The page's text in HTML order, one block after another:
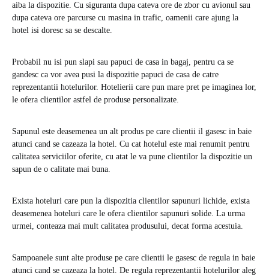
aiba la dispozitie. Cu siguranta dupa cateva ore de zbor cu avionul sau
dupa cateva ore parcurse cu masina in trafic, oamenii care ajung la
hotel isi doresc sa se descalte.
Probabil nu isi pun slapi sau papuci de casa in bagaj, pentru ca se
gandesc ca vor avea pusi la dispozitie papuci de casa de catre
reprezentantii hotelurilor. Hotelierii care pun mare pret pe imaginea lor,
le ofera clientilor astfel de produse personalizate.
Sapunul este deasemenea un alt produs pe care clientii il gasesc in baie
atunci cand se cazeaza la hotel. Cu cat hotelul este mai renumit pentru
calitatea serviciilor oferite, cu atat le va pune clientilor la dispozitie un
sapun de o calitate mai buna.
Exista hoteluri care pun la dispozitia clientilor sapunuri lichide, exista
deasemenea hoteluri care le ofera clientilor sapunuri solide. La urma
urmei, conteaza mai mult calitatea produsului, decat forma acestuia.
Sampoanele sunt alte produse pe care clientii le gasesc de regula in baie
atunci cand se cazeaza la hotel. De regula reprezentantii hotelurilor aleg